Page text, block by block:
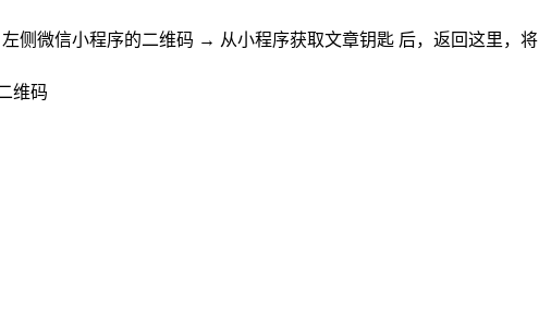
左侧微信小程序的二维码 → 从小程序获取文章钥匙 后，返回这里，将
维码